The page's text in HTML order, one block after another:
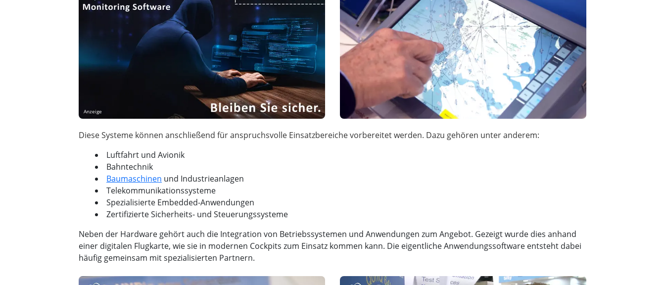
Anzeige
Luftfahrt und Avionik
Bahntechnik
Baumaschinen und Industrieanlagen
Telekommunikationssysteme
Spezialisierte Embedded-Anwendungen
Zertifizierte Sicherheits- und Steuerungssysteme
Neben der Hardware gehört auch die Integration von Betriebssystemen und Anwendungen zum Angebot. Gezeigt wurde dies anhand
einer digitalen Flugkarte, wie sie in modernen Cockpits zum Einsatz kommen kann. Die eigentliche Anwendungssoftware entsteht dabei
häufig gemeinsam mit spezialisierten Partnern.